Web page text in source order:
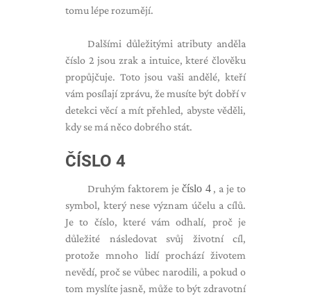
tomu lépe rozumějí.
Dalšími důležitými atributy anděla
číslo 2 jsou zrak a intuice, které člověku
propůjčuje. Toto jsou vaši andělé, kteří
vám posílají zprávu, že musíte být dobří v
detekci věcí a mít přehled, abyste věděli,
kdy se má něco dobrého stát.
ČÍSLO 4
Druhým faktorem je číslo 4, a je to
symbol, který nese význam účelu a cílů.
Je to číslo, které vám odhalí, proč je
důležité následovat svůj životní cíl,
protože mnoho lidí prochází životem
nevědí, proč se vůbec narodili, a pokud o
tom myslíte jasně, může to být zdravotní